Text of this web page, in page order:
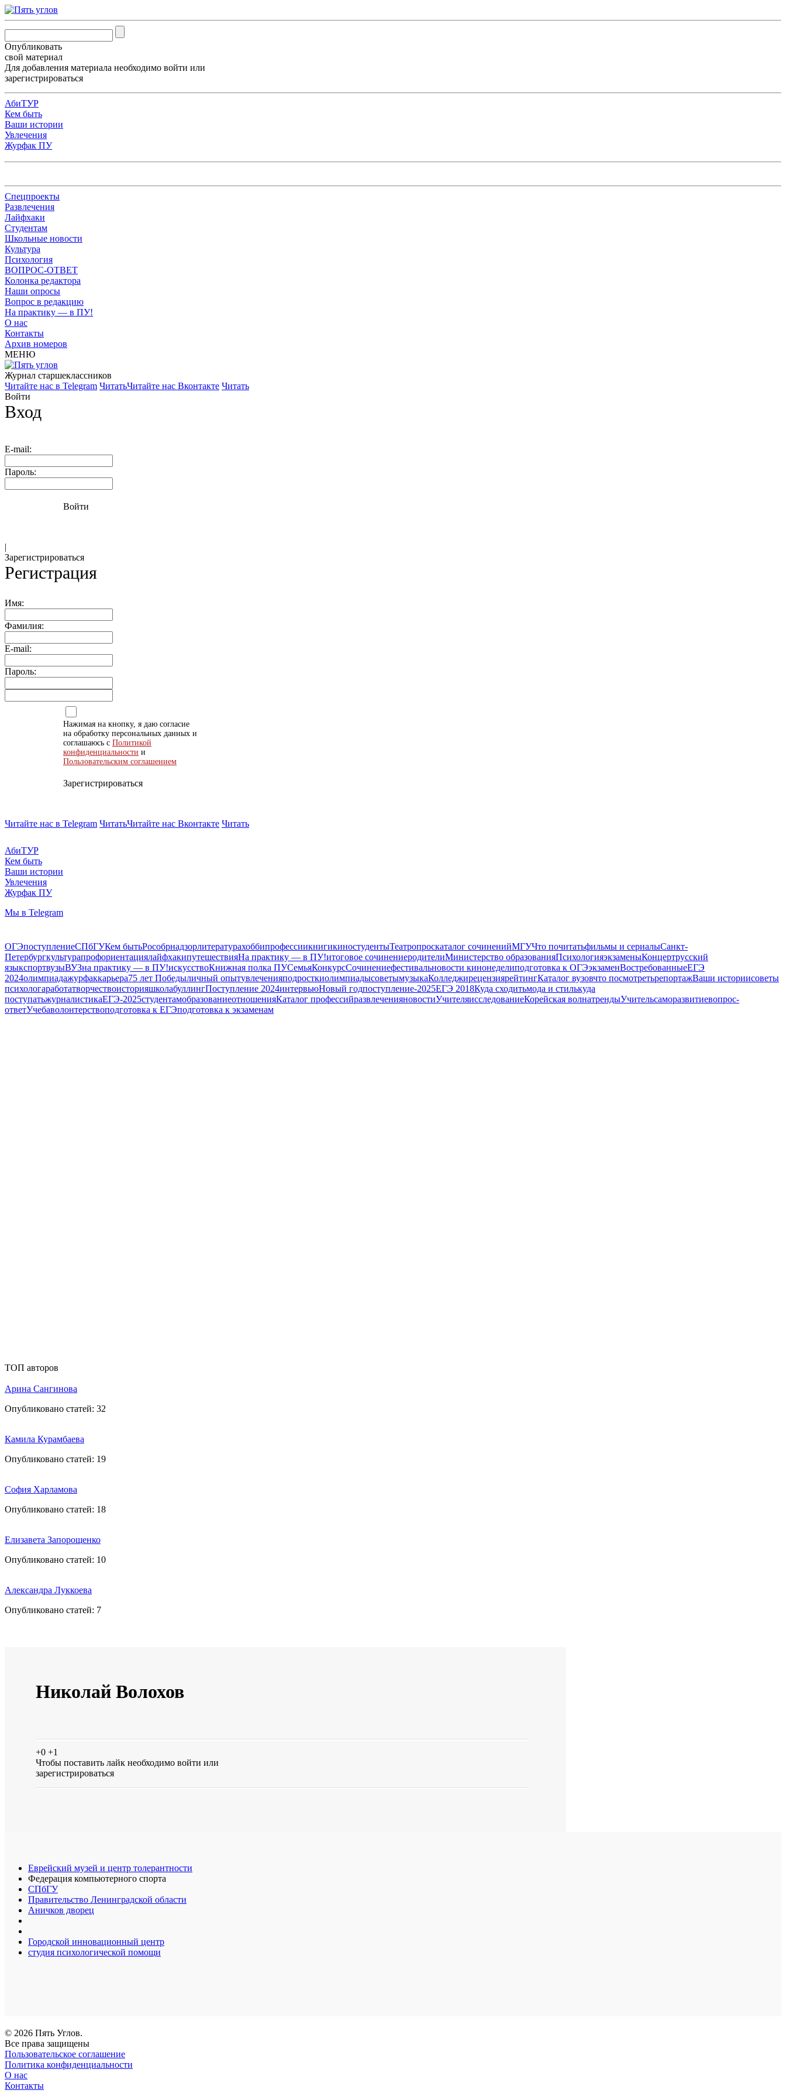
Опубликовать
свой материал
Для добавления материала необходимо войти или
зарегистрироваться
АбиТУР
Кем быть
Ваши истории
Увлечения
Журфак ПУ
Спецпроекты
Развлечения
Лайфхаки
Студентам
Школьные новости
Культура
Психология
ВОПРОС-ОТВЕТ
Колонка редактора
Наши опросы
Вопрос в редакцию
На практику — в ПУ!
О нас
Контакты
Архив номеров
МЕНЮ
Журнал старшекласcников
Читайте нас в Telegram ЧитатьЧитайте нас Вконтакте Читать
Войти
Вход
E-mail:
Пароль:
Войти
|
Зарегистрироваться
Регистрация
Имя:
Фамилия:
E-mail:
Пароль:
Нажимая на кнопку, я даю согласие
на обработку персональных данных и
соглашаюсь с Политикой
конфиденциальности и
Пользовательским соглашением
Зарегистрироваться
Читайте нас в Telegram ЧитатьЧитайте нас Вконтакте Читать
АбиТУР
Кем быть
Ваши истории
Увлечения
Журфак ПУ
Мы в Telegram
ОГЭпоступлениеСПбГУКем бытьРособрнадзорлитературахоббипрофессиикнигикиностудентыТеатропроскаталог сочиненийМГУЧто почитатьфильмы и сериалыСанкт-
ПетербургкультурапрофориентациялайфхакипутешествияНа практику — в ПУ!итоговое сочинениеродителиМинистерство образованияПсихологияэкзаменыКонцертрусский
языкспортвузыВУЗна практику — в ПУ!искусствоКнижная полка ПУСемьяКонкурсСочинениефестивальновости кинонеделиподготовка к ОГЭэкзаменВостребованныеЕГЭ
2024олимпиадажурфаккарьера75 лет Победыличный опытувлеченияподросткиолимпиадысоветымузыкаКолледжирецензиярейтингКаталог вузовчто посмотретьрепортажВаши историисоветы
психологаработатворчествоисторияшколабуллингПоступление 2024интервьюНовый годпоступление-2025ЕГЭ 2018Куда сходитьмода и стилькуда
поступатьжурналистикаЕГЭ-2025студентамобразованиеотношенияКаталог профессийразвлеченияновостиУчителяисследованиеКорейская волнатрендыУчительсаморазвитиевопрос-
ответУчебаволонтерствоподготовка к ЕГЭподготовка к экзаменам
ТОП авторов
Арина Сангинова
Опубликовано статей: 32
Камила Курамбаева
Опубликовано статей: 19
София Харламова
Опубликовано статей: 18
Елизавета Запорощенко
Опубликовано статей: 10
Александра Луккоева
Опубликовано статей: 7
Николай Волохов
+0 +1
Чтобы поставить лайк необходимо войти или
зарегистрироваться
Еврейский музей и центр толерантности
Федерация компьютерного спорта
СПбГУ
Правительство Ленинградской области
Аничков дворец
Городской инновационный центр
студия психологической помощи
© 2026 Пять Углов.
Все права защищены
Пользовательское соглашение
Политика конфиденциальности
О нас
Контакты